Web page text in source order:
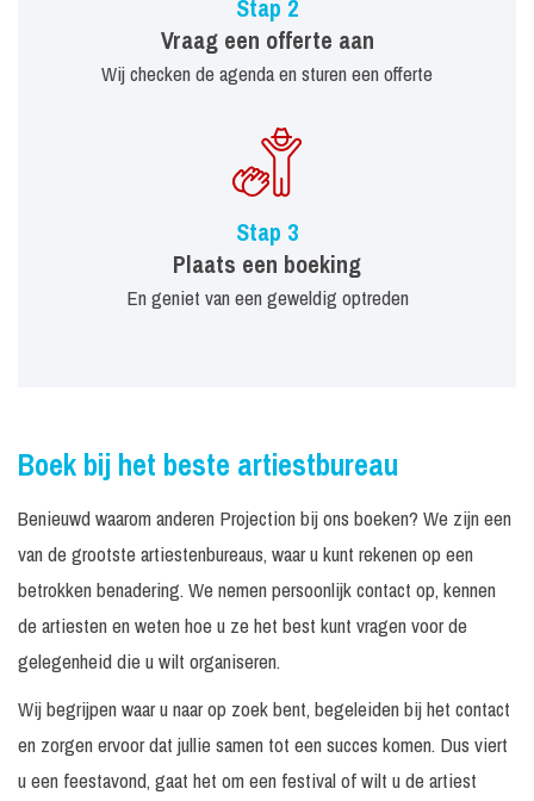
Stap 2
Vraag een offerte aan
Wij checken de agenda en sturen een offerte
Stap 3
Plaats een boeking
En geniet van een geweldig optreden
Boek bij het beste artiestbureau
Benieuwd waarom anderen Projection bij ons boeken? We zijn een
van de grootste artiestenbureaus, waar u kunt rekenen op een
betrokken benadering. We nemen persoonlijk contact op, kennen
de artiesten en weten hoe u ze het best kunt vragen voor de
gelegenheid die u wilt organiseren.
Wij begrijpen waar u naar op zoek bent, begeleiden bij het contact
en zorgen ervoor dat jullie samen tot een succes komen. Dus viert
u een feestavond, gaat het om een festival of wilt u de artiest